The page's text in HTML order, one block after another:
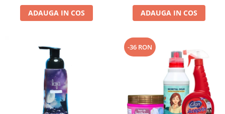
ADAUGA IN COS ADAUGA IN COS
-36 RON